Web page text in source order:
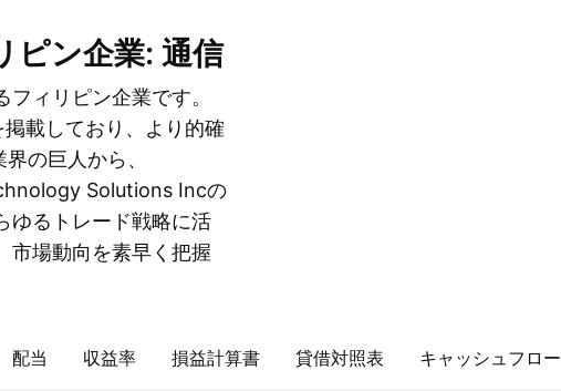
ピン企業: 通信
ィリピン企業です。
載しており、より的確
の巨人から、
Solutions Incの
ゆるトレード戦略に活
市場動向を素早く把握
配当 収益率 損益計算書 貸借対照表 キャッシュフロー